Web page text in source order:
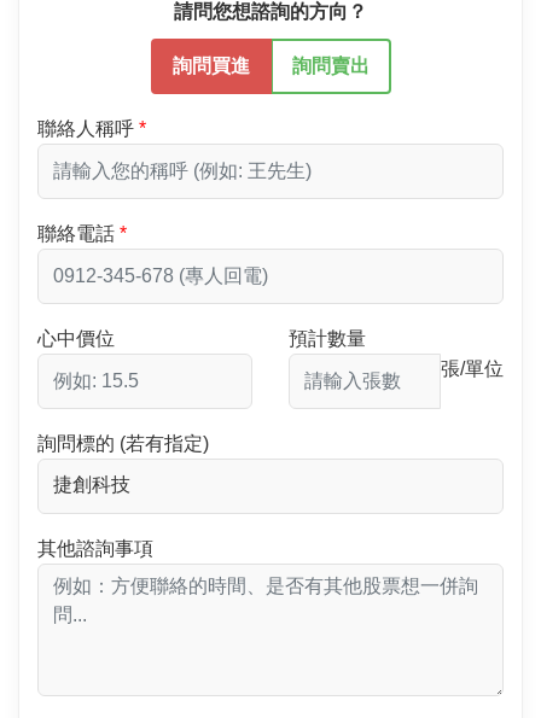
請問您想諮詢的方向？
詢問買進 詢問賣出
聯絡人稱呼
聯絡電話
心中價位
預計數量
張/單位
詢問標的 (若有指定)
其他諮詢事項